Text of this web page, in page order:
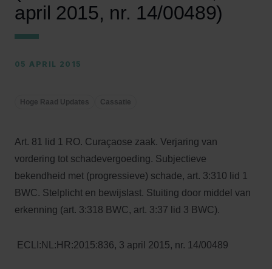
april 2015, nr. 14/00489)
05 APRIL 2015
Hoge Raad Updates Cassatie
Art. 81 lid 1 RO. Curaçaose zaak. Verjaring van
vordering tot schadevergoeding. Subjectieve
bekendheid met (progressieve) schade, art. 3:310 lid 1
BWC. Stelplicht en bewijslast. Stuiting door middel van
erkenning (art. 3:318 BWC, art. 3:37 lid 3 BWC).
ECLI:NL:HR:2015:836, 3 april 2015, nr. 14/00489